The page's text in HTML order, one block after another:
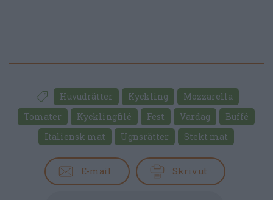
Huvudrätter Kyckling
Mozzarella
Tomater
Kycklingfilé Fest Vardag
Buffé
Italiensk mat
Ugnsrätter Stekt mat
E-mail Skriv ut